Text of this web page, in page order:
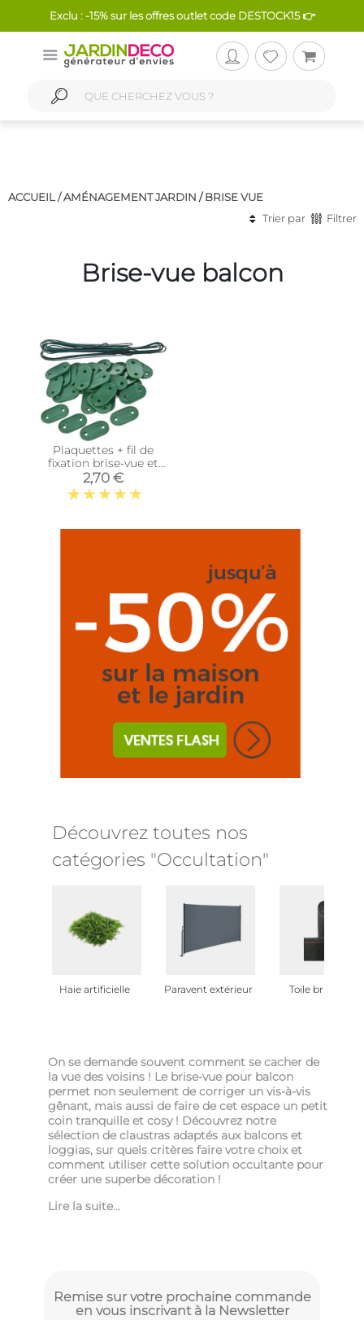
Exclu : -15% sur les offres outlet code DESTOCK15 👉
ACCUEIL /AMÉNAGEMENT JARDIN /BRISE VUE
Trier par
Filtrer
Brise-vue balcon
Plaquettes + fil de
fixation brise-vue et
canisses (Lot de 30)
(Vert)
2,70 €
Découvrez toutes nos
catégories "Occultation"
Haie artificielle Paravent extérieur Toile brise vue
On se demande souvent comment se cacher de
la vue des voisins ! Le brise-vue pour balcon
permet non seulement de corriger un vis-à-vis
gênant, mais aussi de faire de cet espace un petit
coin tranquille et cosy ! Découvrez notre
sélection de claustras adaptés aux balcons et
loggias, sur quels critères faire votre choix et
comment utiliser cette solution occultante pour
créer une superbe décoration !
Lire la suite...
Remise sur votre prochaine commande
en vous inscrivant à la Newsletter